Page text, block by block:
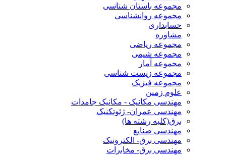
مجموعه باستان شناسی
مجموعه روانشناسی
حسابداری
مشاوره
مجموعه ریاضی
مجموعه شیمی
مجموعه آمار
مجموعه زیست شناسی
مجموعه فیزیک
علوم زمین
مهندسی مکانیک - مکانیک جامدات
مهندسی عمران- ژئوتکنیک
برق(کلیه رشته ها)
مهندسی صنایع
مهندسی برق- الکترونیک
مهندسی برق- مخابرات